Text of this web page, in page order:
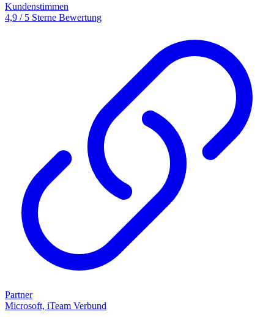
Kundenstimmen
4,9 / 5 Sterne Bewertung
Partner
Microsoft, iTeam Verbund